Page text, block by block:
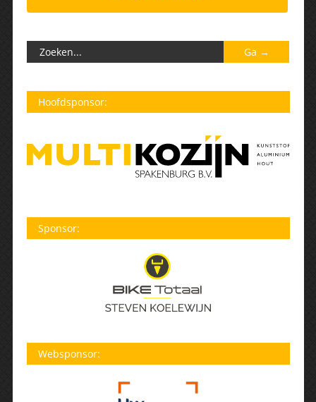
Hoofdsponsor:
Sponsor:
Websponsor: